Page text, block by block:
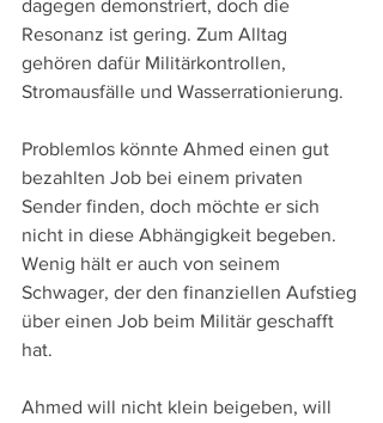
dagegen demonstriert, doch die
Resonanz ist gering. Zum Alltag
gehören dafür Militärkontrollen,
Stromausfälle und Wasserrationierung.
Problemlos könnte Ahmed einen gut
bezahlten Job bei einem privaten
Sender finden, doch möchte er sich
nicht in diese Abhängigkeit begeben.
Wenig hält er auch von seinem
Schwager, der den finanziellen Aufstieg
über einen Job beim Militär geschafft
hat.
Ahmed will nicht klein beigeben, will